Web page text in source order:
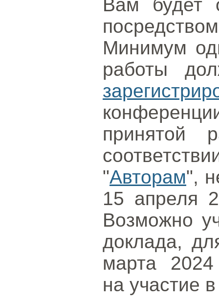
Вам будет
Минимум
работы
принятой
"Авторам",
15 апреля
Возможно
доклада,
марта
на участие